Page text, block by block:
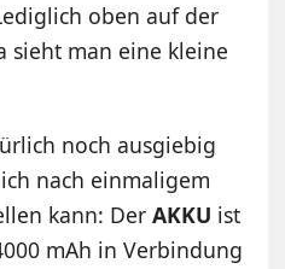
oben auf der
sieht man eine kleine
noch ausgiebig
nach einmaligem
kann: DerAKKU ist
mAh in Verbindung